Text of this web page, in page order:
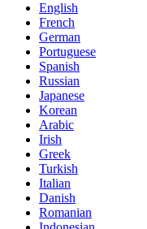
English
French
German
Portuguese
Spanish
Russian
Japanese
Korean
Arabic
Irish
Greek
Turkish
Italian
Danish
Romanian